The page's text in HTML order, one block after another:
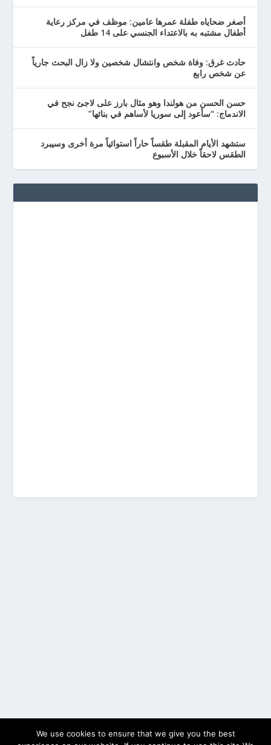
أصغر ضحاياه طفلة عمرها عامين: موظف في مركز رعاية
أطفال مشتبه به بالاعتداء الجنسي على 14 طفل
حادث غرق: وفاة شخص وانتشال شخصين ولا زال البحث جارياً
عن شخص رابع
حسن الحسن من هولندا وهو مثال بارز على لاجئ نجح في
الاندماج: “سأعود إلى سوريا لأساهم في بنائها”
ستشهد الأيام المقبلة طقساً حاراً استوائياً مرة أخرى وسيبرد
الطقس لاحقاً خلال الأسبوع
We use cookies to ensure that we give you the best